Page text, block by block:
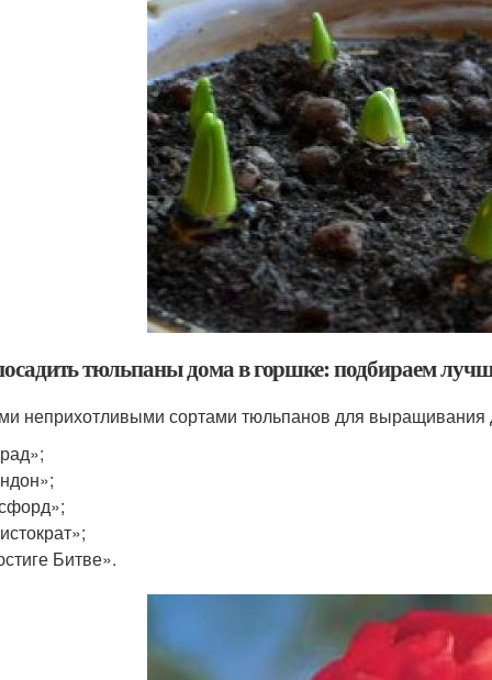
тюльпаны дома в горшке: подбираем
неприхотливыми сортами тюльпанов для выращивания
Битве».